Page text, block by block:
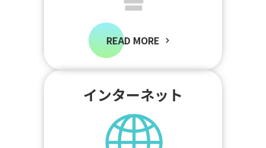
READ MORE
インターネット